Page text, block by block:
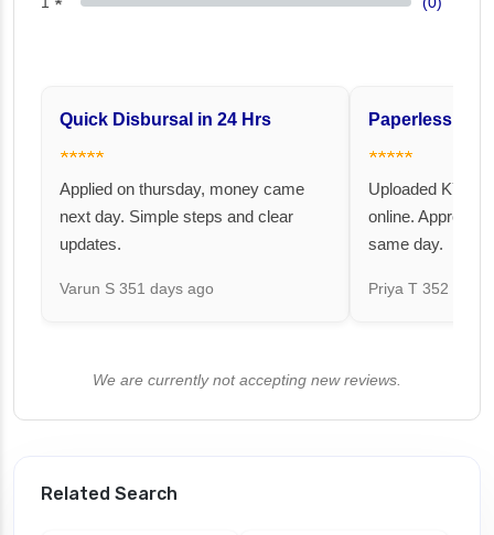
Quick Disbursal in 24 Hrs
★★★★★
Applied on thursday, money came
next day. Simple steps and clear
updates.
Varun S 351 days ago
Paperless and
★★★★★
Uploaded KYC
online. Approval
same day.
Priya T 352 days
We are currently not accepting new reviews.
Related Search